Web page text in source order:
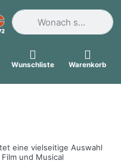
Geben Sie einen
Wunschliste Warenkorb
eine vielseitige Auswahl
und Musical